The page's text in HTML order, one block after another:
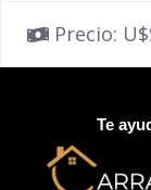
Precio:
Te